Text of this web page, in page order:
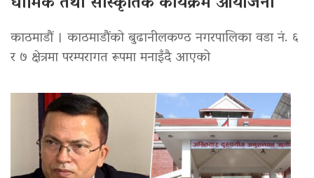
काठमाडौं । काठमाडौंको बुढानीलकण्ठ नगरपालिका वडा नं. ६
र ७ क्षेत्रमा परम्परागत रूपमा मनाइँदै आएको